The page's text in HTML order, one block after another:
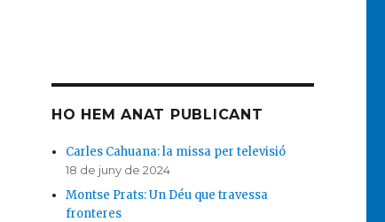
HO HEM ANAT PUBLICANT
Carles Cahuana: la missa per televisió
18 de juny de 2024
Montse Prats: Un Déu que travessa
fronteres